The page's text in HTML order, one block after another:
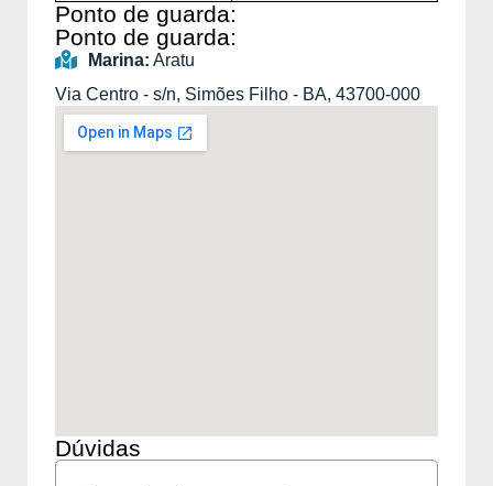
Ponto de guarda:
Ponto de guarda:
Marina: Aratu
Via Centro - s/n, Simões Filho - BA, 43700-000
Dúvidas